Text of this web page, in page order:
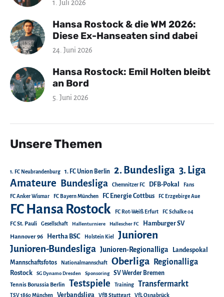
1. Juli 2026
Hansa Rostock & die WM 2026:
Diese Ex-Hanseaten sind dabei
24. Juni 2026
Hansa Rostock: Emil Holten bleibt
an Bord
5. Juni 2026
Unsere Themen
1. FC Neubrandenburg 1. FC Union Berlin 2. Bundesliga 3. Liga
Amateure Bundesliga Chemnitzer FC DFB-Pokal Fans
FC Anker Wismar FC Bayern München FC Energie Cottbus FC Erzgebirge Aue
FC Hansa Rostock FC Rot-Weiß Erfurt FC Schalke 04
FC St. Pauli Gesellschaft Hallenturniere Hallescher FC Hamburger SV
Hannover 96 Hertha BSC Holstein Kiel Junioren
Junioren-Bundesliga Junioren-Regionalliga
Landespokal
Mannschaftsfotos
Nationalmannschaft Oberliga Regionalliga
Rostock SG Dynamo Dresden Sponsoring SV Werder Bremen
Tennis Borussia Berlin Testspiele Training Transfermarkt
TSV 1860 München Verbandsliga VfB Stuttgart VfL Osnabrück